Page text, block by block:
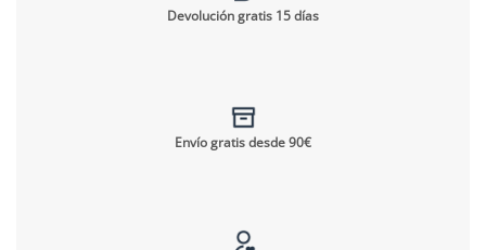
Devolución gratis 15 días
Envío gratis desde 90€